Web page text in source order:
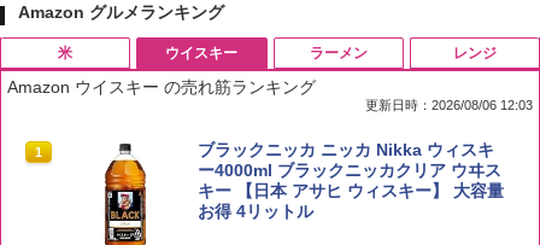
Amazon グルメランキング
米
1 by Amazon 国産ブレンド米 精米 5kg
￥2,650
ウイスキー
Amazon ウイスキー の売れ筋ランキング
更新日時：2026/08/06 12:03
1
ブラックニッカ ニッカ Nikka ウィスキ
ー4000ml ブラックニッカクリア ウヰス
キー 【日本 アサヒ ウィスキー】 大容量
お得 4リットル
ラーメン レンジ